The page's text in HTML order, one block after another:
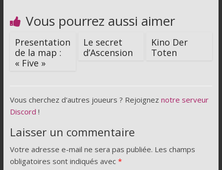
Vous pourrez aussi aimer
Presentation
de la map :
« Five »
Le secret
d’Ascension
Kino Der
Toten
Vous cherchez d'autres joueurs ? Rejoignez notre serveur
Discord !
Laisser un commentaire
Votre adresse e-mail ne sera pas publiée. Les champs
obligatoires sont indiqués avec *